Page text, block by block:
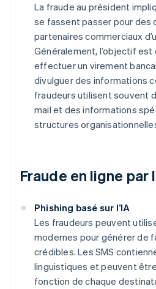
La fraude au président
se fassent passer pour des
partenaires commerciaux
Généralement, l’objectif est
effectuer un virement
divulguer des informations
fraudeurs utilisent souvent
mail et des informations
structures
Fraude en ligne par
Phishing basé sur l’IA
Les fraudeurs peuvent
modernes pour générer de
crédibles. Les SMS
linguistiques et peuvent
fonction de chaque